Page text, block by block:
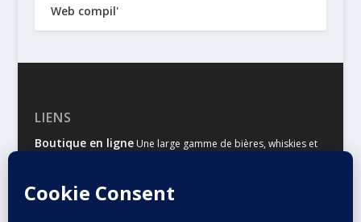
Web compil'
LIENS
Boutique en ligneUne large gamme de bières, whiskies et
Malts & HoublonsLe site d’information des amateurs de